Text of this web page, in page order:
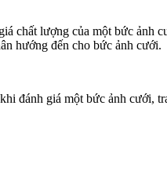
chất lượng của một bức ảnh
hướng đến cho bức ảnh cưới.
đánh giá một bức ảnh cưới,